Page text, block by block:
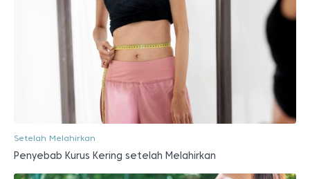
Setelah Melahirkan
Penyebab Kurus Kering setelah Melahirkan